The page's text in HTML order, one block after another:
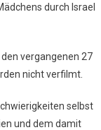
durch Israel
vergangenen 27
nicht verfilmt.
selbst
und dem damit